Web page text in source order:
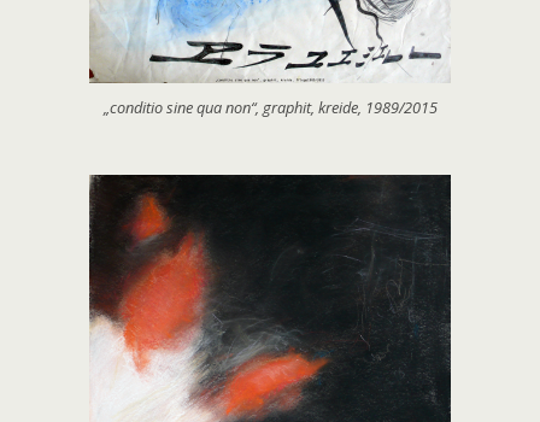
„conditio sine qua non“, graphit, kreide, 1989/2015